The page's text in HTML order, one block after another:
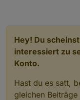
Hey! Du
interessiert zu
Konto.
Hast du es satt,
gleichen